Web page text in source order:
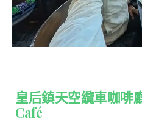
皇后鎮天空纜車咖啡
Café